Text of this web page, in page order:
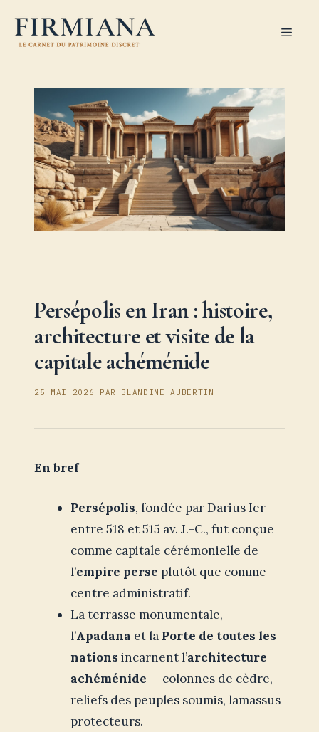
contenu
Persépolis en Iran : histoire,
architecture et visite de la
capitale achéménide
25 MAI 2026 PAR BLANDINE AUBERTIN
En bref
Persépolis, fondée par Darius Ier
entre 518 et 515 av. J.-C., fut conçue
comme capitale cérémonielle de
l’empire perse plutôt que comme
centre administratif.
La terrasse monumentale,
l’Apadana et la Porte de toutes les
nations incarnent l’architecture
achéménide — colonnes de cèdre,
reliefs des peuples soumis, lamassus
protecteurs.